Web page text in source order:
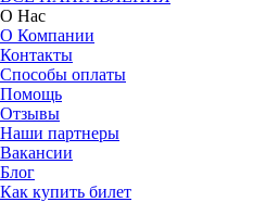
О Нас
О Компании
Контакты
Способы оплаты
Помощь
Отзывы
Наши партнеры
Вакансии
Блог
Как купить билет